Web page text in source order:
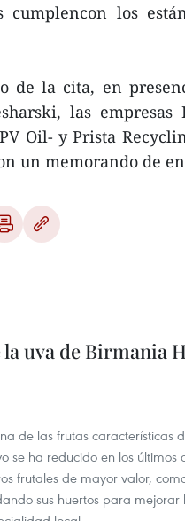
cumplencon los
de la cita, en
las
Oil- y Prista
un memorando de
uva de Birmania
de las frutas características
se ha reducido en los últimos
frutales de mayor valor,
sus huertos para